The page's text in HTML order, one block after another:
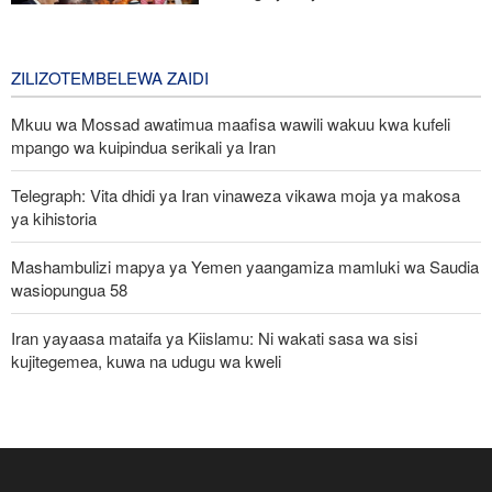
ZILIZOTEMBELEWA ZAIDI
Mkuu wa Mossad awatimua maafisa wawili wakuu kwa kufeli
mpango wa kuipindua serikali ya Iran
Telegraph: Vita dhidi ya Iran vinaweza vikawa moja ya makosa
ya kihistoria
Mashambulizi mapya ya Yemen yaangamiza mamluki wa Saudia
wasiopungua 58
Iran yayaasa mataifa ya Kiislamu: Ni wakati sasa wa sisi
kujitegemea, kuwa na udugu wa kweli